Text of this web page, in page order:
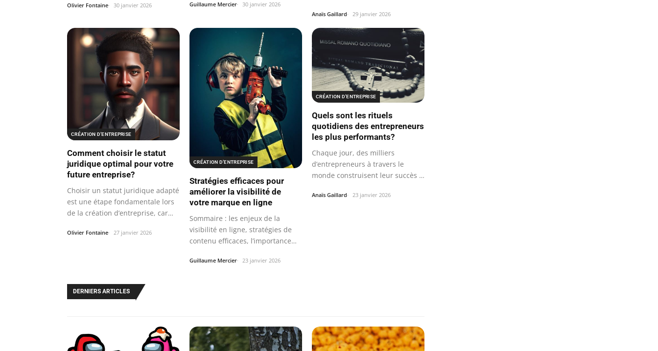
Olivier Fontaine 30 janvier 2026 Guillaume Mercier 30 janvier 2026
Anaïs Gaillard 29 janvier 2026
CRÉATION D’ENTREPRISE
Comment choisir le statut
juridique optimal pour votre
future entreprise?
Choisir un statut juridique adapté
est une étape fondamentale lors
de la création d’entreprise, car…
Olivier Fontaine 27 janvier 2026
CRÉATION D’ENTREPRISE
Stratégies efficaces pour
améliorer la visibilité de
votre marque en ligne
Sommaire : les enjeux de la
visibilité en ligne, stratégies de
contenu efficaces, l’importance
Guillaume Mercier 23 janvier 2026
CRÉATION D’ENTREPRISE
Quels sont les rituels
quotidiens des entrepreneurs
les plus performants?
Chaque jour, des milliers
d’entrepreneurs à travers le
monde construisent leur succès à
Anaïs Gaillard 23 janvier 2026
DERNIERS ARTICLES